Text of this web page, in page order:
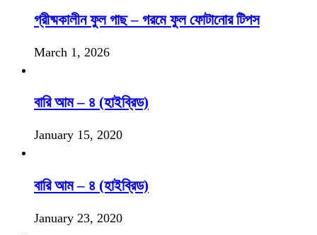
গ্রীষ্মকালীন ফুল গাছ – গরমে ফুল ফোটানোর টিপস
March 1, 2026
বারি আম – ৪ (হাইব্রিড)
January 15, 2020
বারি আম – ৪ (হাইব্রিড)
January 23, 2020